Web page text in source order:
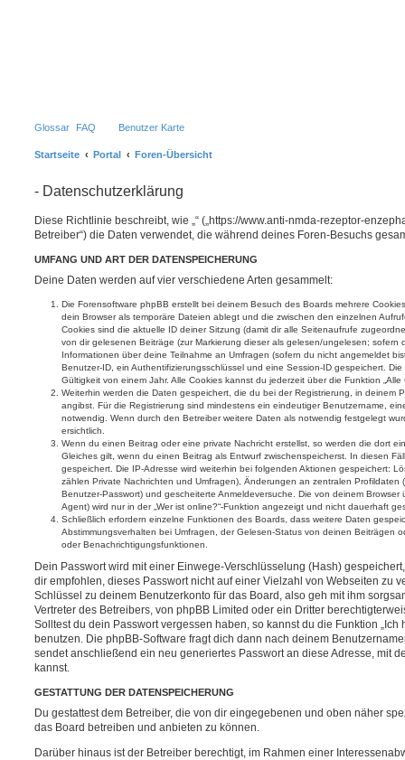
Glossar FAQ Benutzer Karte
Startseite Portal Foren-Übersicht
- Datenschutzerklärung
Diese Richtlinie beschreibt, wie „“ („https://www.anti-nmda-rezeptor-
Betreiber“) die Daten verwendet, die während deines Foren-Besuchs
UMFANG UND ART DER DATENSPEICHERUNG
Deine Daten werden auf vier verschiedene Arten gesammelt:
Die Forensoftware phpBB erstellt bei deinem Besuch des Boards mehrere
dein Browser als temporäre Dateien ablegt und die zwischen den einzelnen
Cookies sind die aktuelle ID deiner Sitzung (damit dir alle Seitenaufrufe
von dir gelesenen Beiträge (zur Markierung dieser als gelesen/ungelesen; sofern
Informationen über deine Teilnahme an Umfragen (sofern du nicht angemeldet
Benutzer-ID, ein Authentifizierungsschlüssel und eine Session-ID gespeichert.
Gültigkeit von einem Jahr. Alle Cookies kannst du jederzeit über die Funktion „Alle
Weiterhin werden die Daten gespeichert, die du bei der Registrierung, in deinem
angibst. Für die Registrierung sind mindestens ein eindeutiger Benutzername,
notwendig. Wenn durch den Betreiber weitere Daten als notwendig festgelegt
ersichtlich.
Wenn du einen Beitrag oder eine private Nachricht erstellst, so werden die dort
Gleiches gilt, wenn du einen Beitrag als Entwurf zwischenspeicherst. In diesen
gespeichert. Die IP-Adresse wird weiterhin bei folgenden Aktionen gespeichert:
zählen Private Nachrichten und Umfragen), Änderungen an zentralen Profildaten
Benutzer-Passwort) und gescheiterte Anmeldeversuche. Die von deinem Browser
Agent) wird nur in der „Wer ist online?“-Funktion angezeigt und nicht dauerhaft
Schließlich erfordern einzelne Funktionen des Boards, dass weitere Daten
Abstimmungsverhalten bei Umfragen, der Gelesen-Status von deinen Beiträgen
oder Benachrichtigungsfunktionen.
Dein Passwort wird mit einer Einwege-Verschlüsselung (Hash)
dir empfohlen, dieses Passwort nicht auf einer Vielzahl von Webseiten zu
Schlüssel zu deinem Benutzerkonto für das Board, also geh mit ihm
Vertreter des Betreibers, von phpBB Limited oder ein Dritter
Solltest du dein Passwort vergessen haben, so kannst du die Funktion „Ich
benutzen. Die phpBB-Software fragt dich dann nach deinem
sendet anschließend ein neu generiertes Passwort an diese Adresse, mit
kannst.
GESTATTUNG DER DATENSPEICHERUNG
Du gestattest dem Betreiber, die von dir eingegebenen und oben näher
das Board betreiben und anbieten zu können.
Darüber hinaus ist der Betreiber berechtigt, im Rahmen einer